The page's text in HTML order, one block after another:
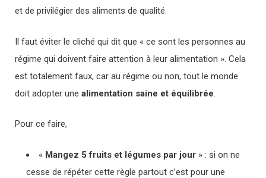
et de privilégier des aliments de qualité.
Il faut éviter le cliché qui dit que « ce sont les personnes au
régime qui doivent faire attention à leur alimentation ». Cela
est totalement faux, car au régime ou non, tout le monde
doit adopter une alimentation saine et équilibrée.
Pour ce faire,
« Mangez 5 fruits et légumes par jour » : si on ne
cesse de répéter cette règle partout c’est pour une